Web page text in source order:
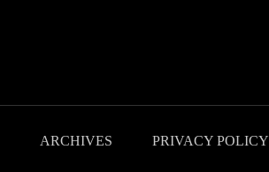
ARCHIVES PRIVACY POLICY